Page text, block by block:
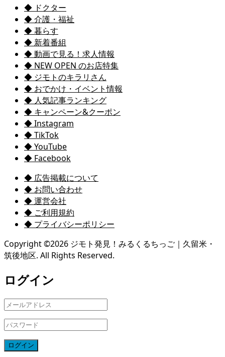
◆ ドクター
◆ 介護・福祉
◆ 暮らす
◆ 新着番組
◆ 動画で見る！求人情報
◆ NEW OPEN のお店特集
◆ ジモトのキラリさん
◆ おでかけ・イベント情報
◆ 人気記事ランキング
◆ キャンペーン&クーポン
◆ Instagram
◆ TikTok
◆ YouTube
◆ Facebook
◆ 広告掲載について
◆ お問い合わせ
◆ 運営会社
◆ ご利用規約
◆ プライバシーポリシー
Copyright ©2026 ジモト発見！みるくるちっご｜久留米・
筑後地区. All Rights Reserved.
ログイン
ログイン